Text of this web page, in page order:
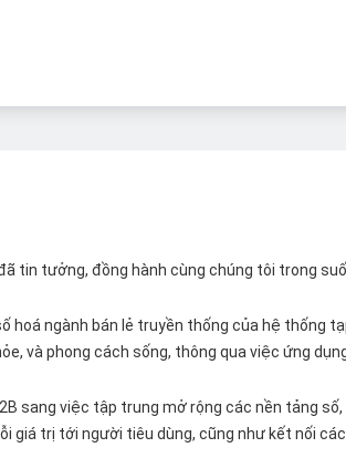
tin tưởng, đồng hành cùng chúng tôi trong
ngành bán lẻ truyền thống của hệ thống
và phong cách sống, thông qua việc ứng
sang việc tập trung mở rộng các nền tảng
trị tới người tiêu dùng, cũng như kết nối